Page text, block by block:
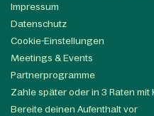
Impressum
Datenschutz
Cookie-Einstellungen
Meetings & Events
Partnerprogramme
Zahle später oder in 3 Raten mit
Bereite deinen Aufenthalt vor